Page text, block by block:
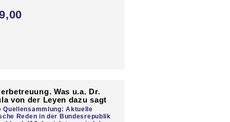
00
Was u.a. Dr.
von der Leyen dazu sagt
Quellensammlung: Aktuelle
Reden in der Bundesrepublik